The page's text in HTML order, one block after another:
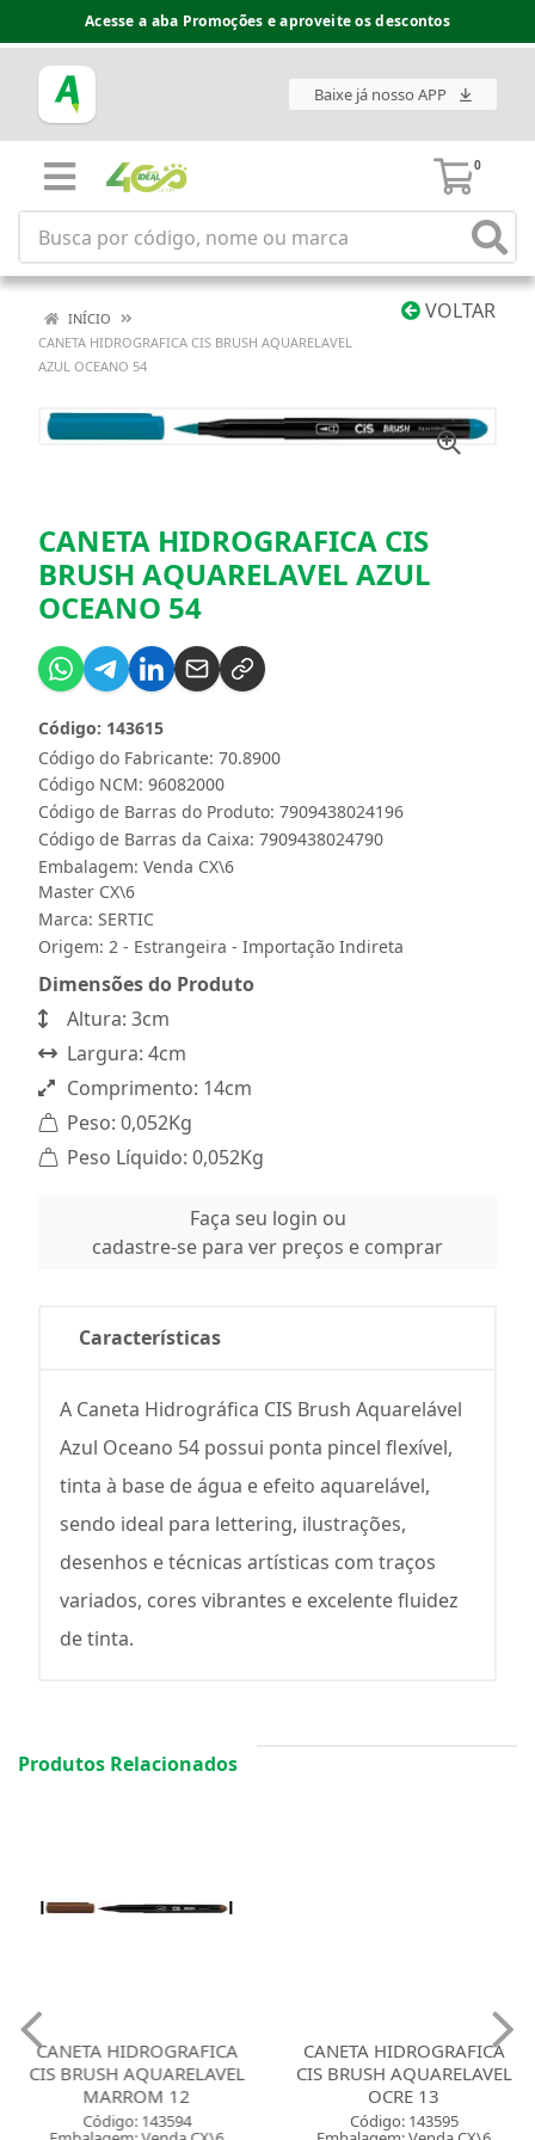
Acesse a aba Promoções e aproveite os descontos
Baixe já nosso APP
0
VOLTAR
INÍCIO
CANETA HIDROGRAFICA CIS BRUSH AQUARELAVEL
AZUL OCEANO 54
CANETA HIDROGRAFICA CIS
BRUSH AQUARELAVEL AZUL
OCEANO 54
Código do Fabricante: 70.8900
Código: 143615
Código NCM: 96082000
Código de Barras do Produto: 7909438024196
Código de Barras da Caixa: 7909438024790
Embalagem: Venda CX\6
Master CX\6
Marca: SERTIC
Origem: 2 - Estrangeira - Importação Indireta
Dimensões do Produto
Altura: 3cm
Largura: 4cm
Comprimento: 14cm
Peso: 0,052Kg
Peso Líquido: 0,052Kg
Faça seu login ou
cadastre-se para ver preços e comprar
Características
A Caneta Hidrográfica CIS Brush Aquarelável
Azul Oceano 54 possui ponta pincel flexível,
tinta à base de água e efeito aquarelável,
sendo ideal para lettering, ilustrações,
desenhos e técnicas artísticas com traços
variados, cores vibrantes e excelente fluidez
de tinta.
Produtos Relacionados
CANETA HIDROGRAFICA
CIS BRUSH AQUARELAVEL
MARROM 12
Código: 143594
CANETA HIDROGRAFICA
CIS BRUSH AQUARELAVEL
OCRE 13
Código: 143595